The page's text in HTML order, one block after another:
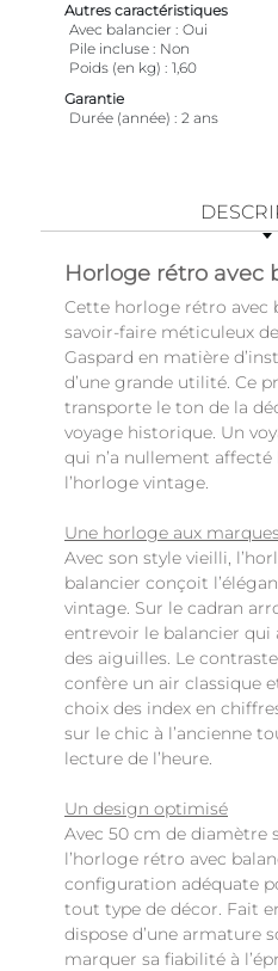
Autres caractéristiques
Avec balancier
Oui
Pile incluse
Non
Poids (en kg)
1,60
Garantie
Durée (année)
2 ans
Horloge rétro avec
Cette horloge rétro avec
savoir-faire méticuleux
Gaspard en matière
d’une grande utilité. Ce
transporte le ton de la
voyage historique. Un
qui n’a nullement
l’horloge vintage.
Une horloge aux
Avec son style vieilli,
balancier conçoit
vintage. Sur le cadran
entrevoir le balancier
des aiguilles. Le
confère un air classique
choix des index en
sur le chic à l’ancienne
lecture de l’heure.
Un design optimisé
Avec 50 cm de diamètre
l’horloge rétro avec
configuration adéquate
tout type de décor. Fait
dispose d’une armature
marquer sa fiabilité à